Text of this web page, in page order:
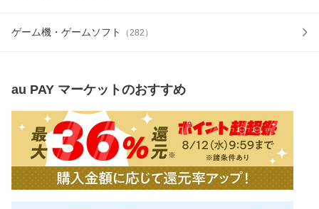
ゲーム機・ゲームソフト （282 ）
au PAY マーケットのおすすめ